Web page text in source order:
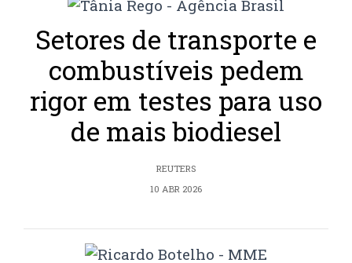
Setores de transporte e
combustíveis pedem
rigor em testes para uso
de mais biodiesel
REUTERS
10 ABR 2026